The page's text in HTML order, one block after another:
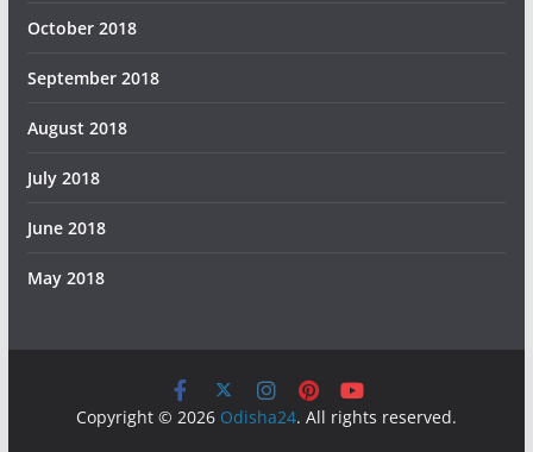
October 2018
September 2018
August 2018
July 2018
June 2018
May 2018
Copyright © 2026 Odisha24. All rights reserved.